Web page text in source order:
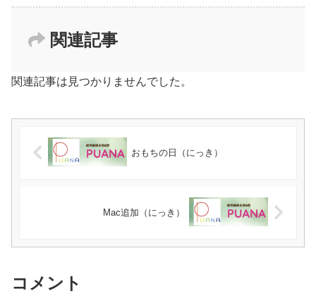
関連記事
関連記事は見つかりませんでした。
おもちの日（にっき）
Mac追加（にっき）
コメント